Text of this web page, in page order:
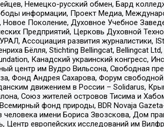
Немецко-русский обмен, Бард
информации, Проект Медиа,
Новое Поколение, Духовное Учебное
Предприятий, Церковь Духовной
Ассоциация развития журналистики,
Бёлля, Stichting Bellingcat, Bellingcat
Канадский украинский конгресс,
центр им Вудро Вильсона, Свободная
Фонд Андрея Сахарова, Форум
движением в России – Solidarus,
Союз жителей островов Тисима и
Всемирный фонд природы, BDR Novaja
человека имени Бориса Звозскова, Дом
Центр европейских исследований им